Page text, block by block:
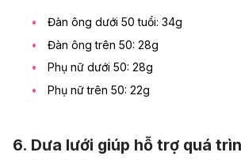
Đàn ông dưới 50 tuổi: 34g
Đàn ông trên 50: 28g
Phụ nữ dưới 50: 28g
Phụ nữ trên 50: 22g
6. Dưa lưới giúp hỗ trợ quá